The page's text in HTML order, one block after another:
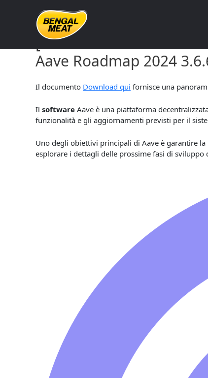
Aave Roadmap 2024
Il documento Download qui fornisce una
Il software Aave è una piattaforma
funzionalità e gli aggiornamenti previsti per il
Uno degli obiettivi principali di Aave è garantire
esplorare i dettagli delle prossime fasi di sviluppo